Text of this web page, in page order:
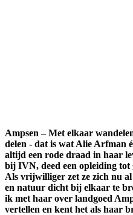
Ampsen – Met elkaar
delen - dat is wat Alie Arfman
altijd een rode draad in haar
bij IVN, deed een opleiding tot
Als vrijwilliger zet ze zich nu
en natuur dicht bij elkaar te
ik met haar over landgoed
vertellen en kent het als haar